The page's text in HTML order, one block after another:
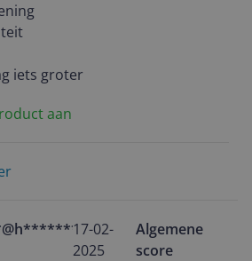
de mand op een rails, we
iets groter
aan
17-02-
2025
Algemene
score